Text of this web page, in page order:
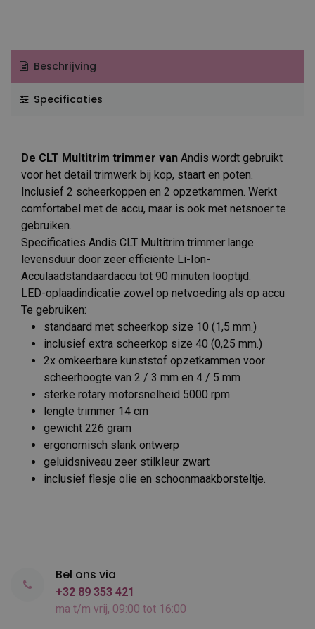
Beschrijving
Specificaties
De CLT Multitrim trimmer van Andis wordt gebruikt
voor het detail trimwerk bij kop, staart en poten.
Inclusief 2 scheerkoppen en 2 opzetkammen. Werkt
comfortabel met de accu, maar is ook met netsnoer te
gebruiken.
Specificaties Andis CLT Multitrim trimmer:lange
levensduur door zeer efficiënte Li-Ion-
Acculaadstandaardaccu tot 90 minuten looptijd.
LED-oplaadindicatie zowel op netvoeding als op accu
Te gebruiken:
standaard met scheerkop size 10 (1,5 mm.)
inclusief extra scheerkop size 40 (0,25 mm.)
2x omkeerbare kunststof opzetkammen voor
scheerhoogte van 2 / 3 mm en 4 / 5 mm
sterke rotary motorsnelheid 5000 rpm
lengte trimmer 14 cm
gewicht 226 gram
ergonomisch slank ontwerp
geluidsniveau zeer stilkleur zwart
inclusief flesje olie en schoonmaakborsteltje.
Bel ons via
+32 89 353 421
ma t/m vrij, 09:00 tot 16:00